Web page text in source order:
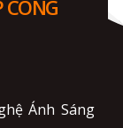
CÔNG
Ánh Sáng